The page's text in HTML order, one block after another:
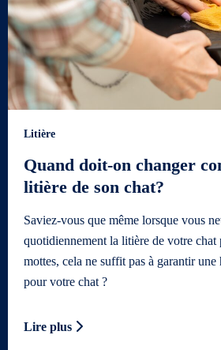
Litière
Quand doit-on changer
litière de son chat?
Saviez-vous que même lorsque vous
quotidiennement la litière de votre chat
mottes, cela ne suffit pas à garantir
pour votre chat ?
Lire plus